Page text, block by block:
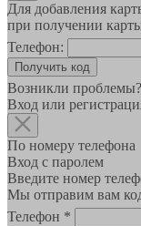
Для добавления
при получении
Телефон:
Возникли проблемы?
Вход или
По номеру телефона
Вход с паролем
Введите номер
Мы отправим вам
Телефон *